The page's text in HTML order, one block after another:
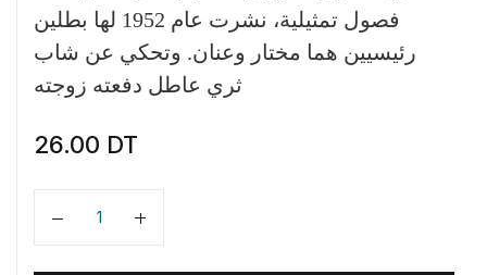
فصول تمثيلية، نشرت عام 1952 لها بطلين
رئيسيين هما مختار وعنان. وتحكي عن شاب
ثري عاطل دفعته زوجته
26.00 DT
Quantité